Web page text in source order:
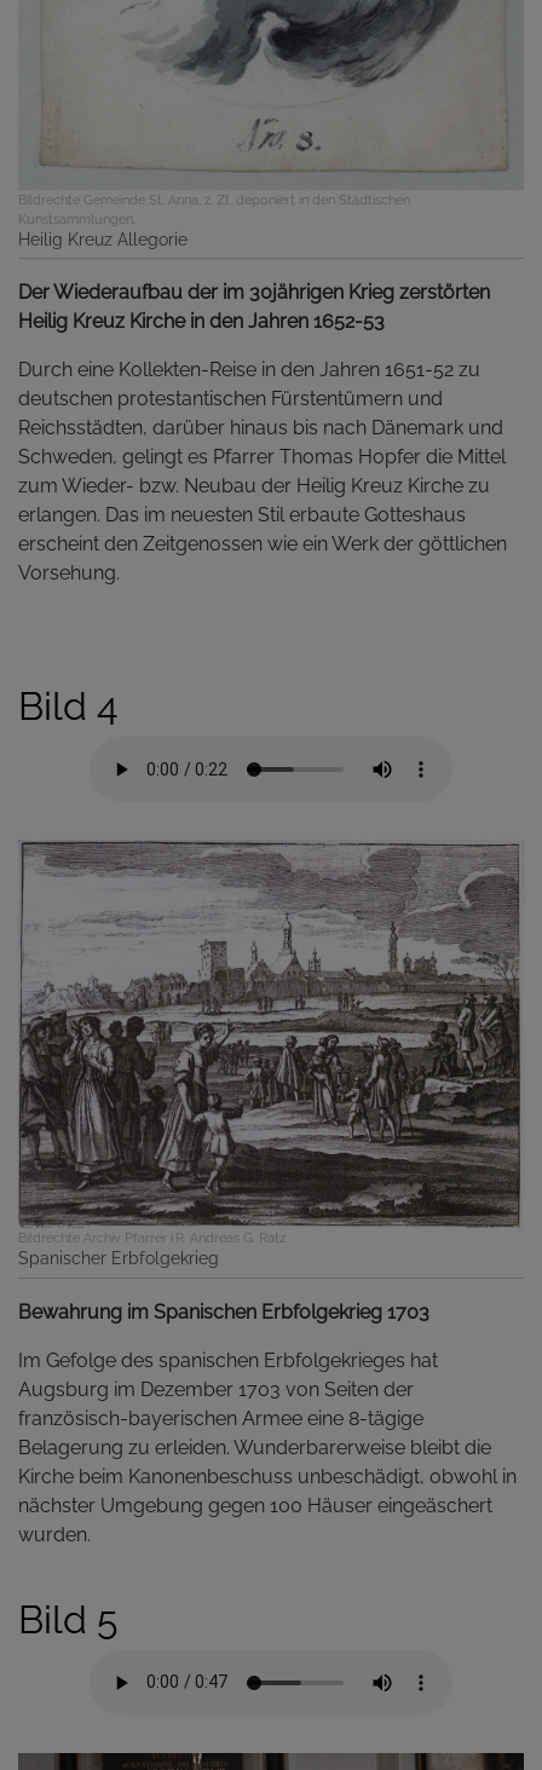
Bildrechte Gemeinde St. Anna, z. Zt. deponiert in den Städtischen
Kunstsammlungen.
Heilig Kreuz Allegorie
Der Wiederaufbau der im 30jährigen Krieg zerstörten
Heilig Kreuz Kirche in den Jahren 1652-53
Durch eine Kollekten-Reise in den Jahren 1651-52 zu
deutschen protestantischen Fürstentümern und
Reichsstädten, darüber hinaus bis nach Dänemark und
Schweden, gelingt es Pfarrer Thomas Hopfer die Mittel
zum Wieder- bzw. Neubau der Heilig Kreuz Kirche zu
erlangen. Das im neuesten Stil erbaute Gotteshaus
erscheint den Zeitgenossen wie ein Werk der göttlichen
Vorsehung.
Bild 4
Bildrechte Archiv Pfarrer i.R. Andreas G. Ratz
Spanischer Erbfolgekrieg
Bewahrung im Spanischen Erbfolgekrieg 1703
Im Gefolge des spanischen Erbfolgekrieges hat
Augsburg im Dezember 1703 von Seiten der
französisch-bayerischen Armee eine 8-tägige
Belagerung zu erleiden. Wunderbarerweise bleibt die
Kirche beim Kanonenbeschuss unbeschädigt, obwohl in
nächster Umgebung gegen 100 Häuser eingeäschert
wurden.
Bild 5